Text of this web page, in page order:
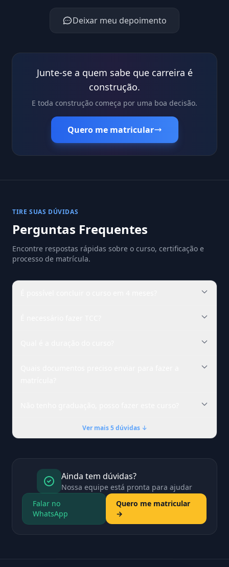
Deixar meu depoimento
Junte-se a quem sabe que carreira é
construção.
E toda construção começa por uma boa decisão.
Quero me matricular
TIRE SUAS DÚVIDAS
Perguntas Frequentes
Encontre respostas rápidas sobre o curso, certificação e
processo de matrícula.
Ver mais 5 dúvidas ↓
Ainda tem dúvidas?
Nossa equipe está pronta para ajudar
Falar no
WhatsApp
Quero me matricular
→